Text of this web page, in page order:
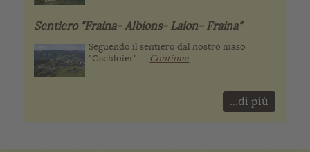
Sentiero "Fraina- Albions- Laion- Fraina"
Seguendo il sentiero dal nostro maso
"Gschloier" ... Continua
...di più